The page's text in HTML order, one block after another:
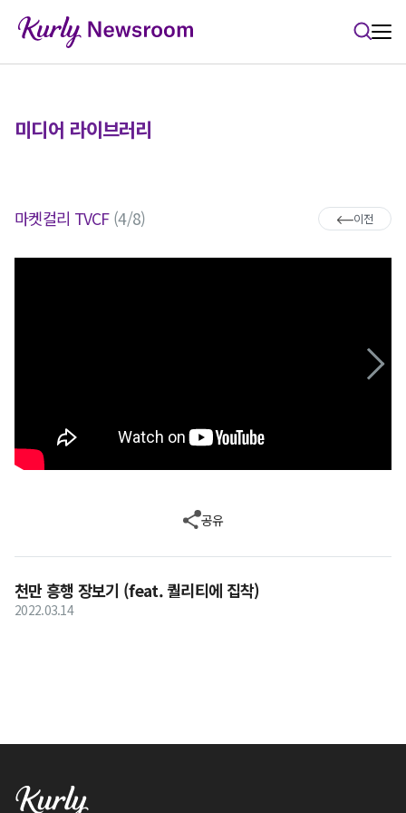
미디어 라이브러리
마켓컬리 TVCF (4/8) 이전
공유
천만 흥행 장보기 (feat. 퀄리티에 집착)
2022.03.14